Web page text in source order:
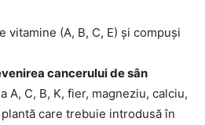
vitamine (A, B, C, E) și compuși
cancerului de sân
A, C, B, K, fier, magneziu, calciu,
care trebuie introdusă în